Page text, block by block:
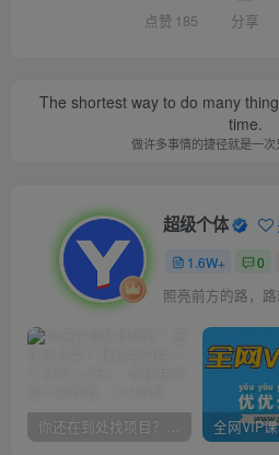
点赞 185 分享
The shortest way to do many
time.
做许多事情的捷径就是一
超级个体
1.6W+ 0
照亮前方的路，
你还在到处找项目？还在当韭菜？我靠卖项目一个月收入5万+，曾经我也是个失败者。